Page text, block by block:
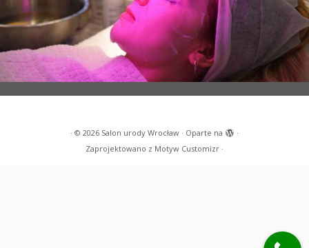
· © 2026 Salon urody Wrocław · Oparte na
·
Zaprojektowano z Motyw Customizr ·